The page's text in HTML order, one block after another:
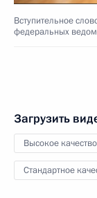
Вступительное
федеральных
Загрузить
Высокое
Стандартное